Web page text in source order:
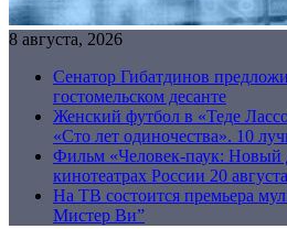
8 августа, 2026
Сенатор Гибатдинов
гостомельском десанте
Женский футбол в «Теде
«Сто лет одиночества». 10
Фильм «Человек-паук: Новый
кинотеатрах России 20 августа
На ТВ состоится премьера
Мистер Ви”